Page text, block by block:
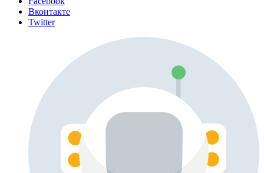
Вконтакте
Twitter